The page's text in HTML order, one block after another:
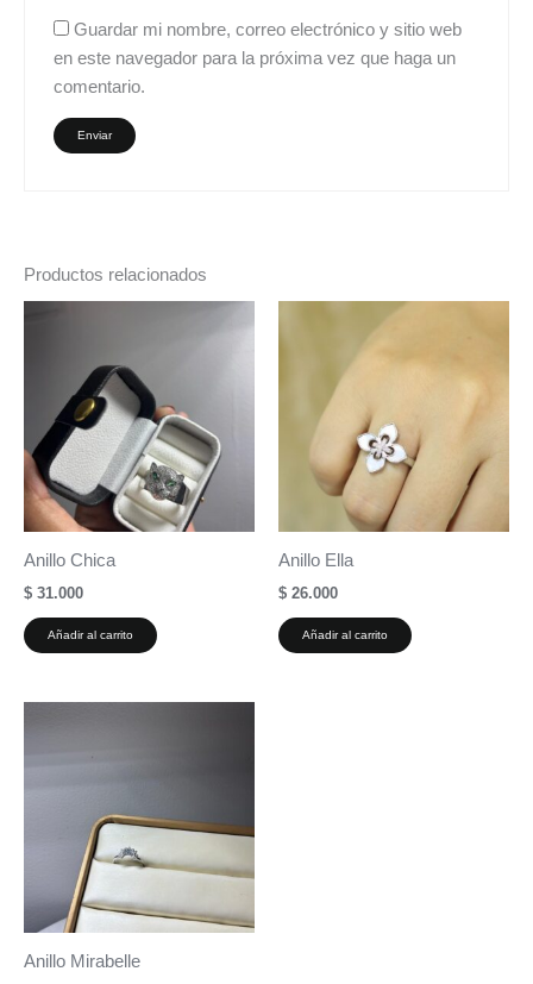
Guardar mi nombre, correo electrónico y sitio web
en este navegador para la próxima vez que haga un
comentario.
Productos relacionados
Anillo Chica
$ 31.000
Añadir al carrito
Anillo Ella
$ 26.000
Añadir al carrito
Anillo Mirabelle